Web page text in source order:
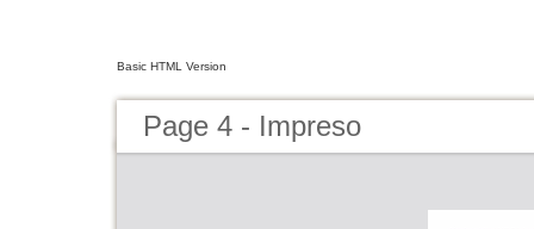
Basic HTML Version
Page 4 - Impreso